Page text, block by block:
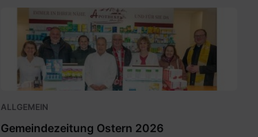
April
2026_INT.pdf
ALLGEMEIN
Gemeindezeitung Ostern 2026